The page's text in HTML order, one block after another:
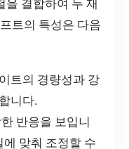
을 결합하여 두 재
트의 특성은 다음
트의 경량성과 강
니다.
반응을 보입니
맞춰 조정할 수